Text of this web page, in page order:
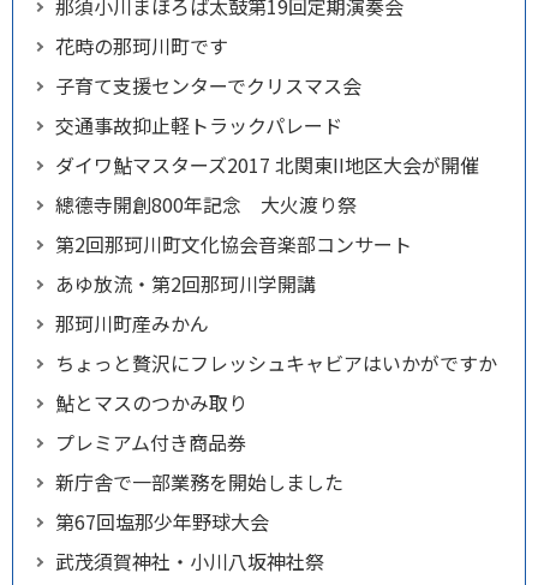
那須小川まほろば太鼓第19回定期演奏会
花時の那珂川町です
子育て支援センターでクリスマス会
交通事故抑止軽トラックパレード
ダイワ鮎マスターズ2017 北関東II地区大会が開催
總德寺開創800年記念 大火渡り祭
第2回那珂川町文化協会音楽部コンサート
あゆ放流・第2回那珂川学開講
那珂川町産みかん
ちょっと贅沢にフレッシュキャビアはいかがですか
鮎とマスのつかみ取り
プレミアム付き商品券
新庁舎で一部業務を開始しました
第67回塩那少年野球大会
武茂須賀神社・小川八坂神社祭